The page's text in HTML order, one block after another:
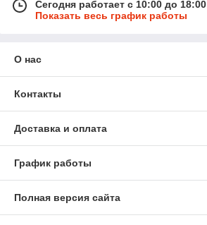
Сегодня работает с 10:00 до 18:00
Показать весь график работы
О нас
Контакты
Доставка и оплата
График работы
Полная версия сайта